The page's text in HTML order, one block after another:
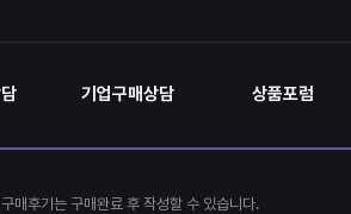
기업구매상담 상품포럼
구매후기는 구매완료 후 작성할 수 있습니다.